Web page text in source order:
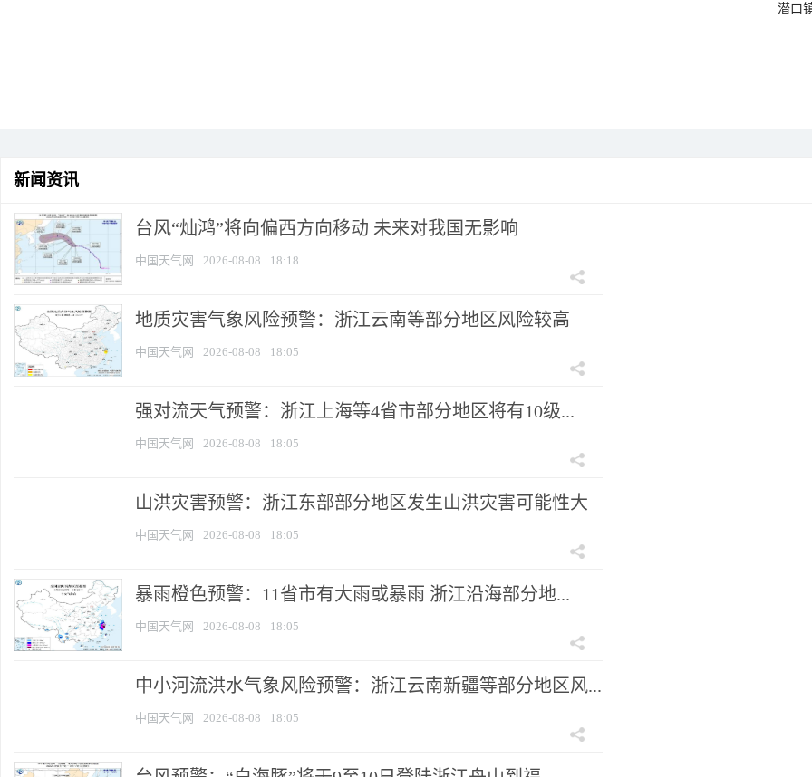
潜口
新闻资讯
台风“灿鸿”将向偏西方向移动 未来对我国无影响
中国天气网 2026-08-08 18:18
地质灾害气象风险预警：浙江云南等部分地区风险较高
中国天气网 2026-08-08 18:05
强对流天气预警：浙江上海等4省市部分地区将有10级...
中国天气网 2026-08-08 18:05
山洪灾害预警：浙江东部部分地区发生山洪灾害可能性大
中国天气网 2026-08-08 18:05
暴雨橙色预警：11省市有大雨或暴雨 浙江沿海部分地...
中国天气网 2026-08-08 18:05
中小河流洪水气象风险预警：浙江云南新疆等部分地区风...
中国天气网 2026-08-08 18:05